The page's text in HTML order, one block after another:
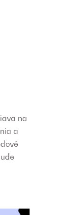
na
a